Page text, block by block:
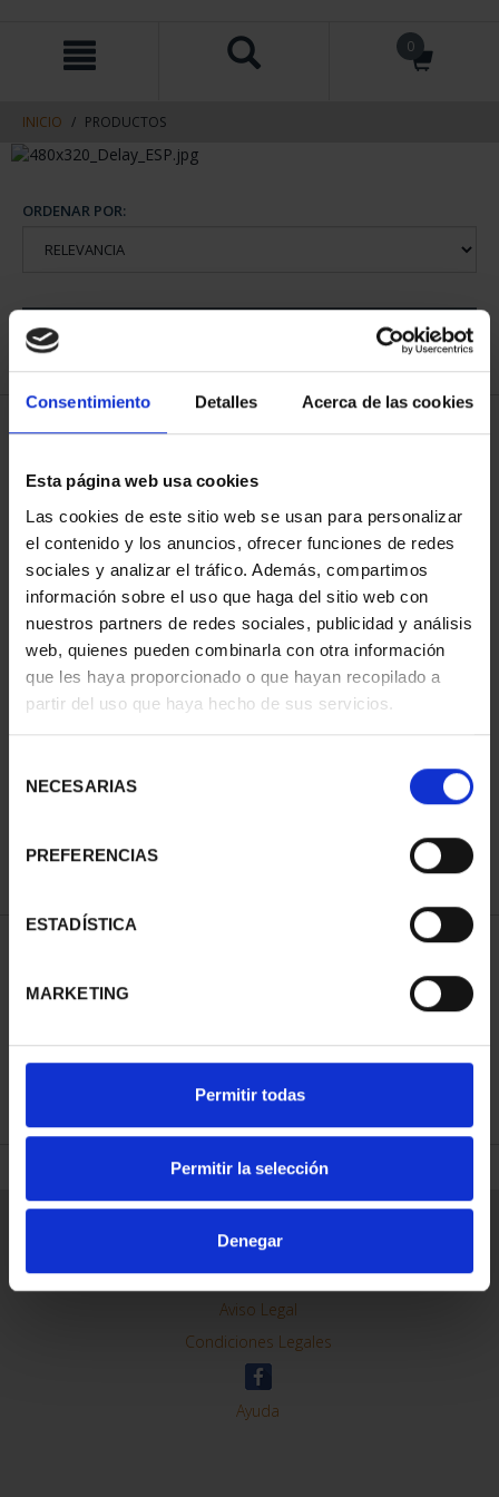
Consentimiento Detalles Acerca de las cookies
Esta página web usa cookies
Las cookies de este sitio web se usan para personalizar
el contenido y los anuncios, ofrecer funciones de redes
sociales y analizar el tráfico. Además, compartimos
información sobre el uso que haga del sitio web con
nuestros partners de redes sociales, publicidad y análisis
web, quienes pueden combinarla con otra información
que les haya proporcionado o que hayan recopilado a
partir del uso que haya hecho de sus servicios.
NECESARIAS
PREFERENCIAS
ESTADÍSTICA
MARKETING
Permitir todas
Permitir la selección
Denegar
contenido
navegacin
0
INICIO PRODUCTOS
ORDENAR POR:
1 Productos encontrados
73,00 €
REFINAR
Contacto
Preguntas Frequentes (FAQs)
Aviso Legal
Condiciones Legales
Ayuda